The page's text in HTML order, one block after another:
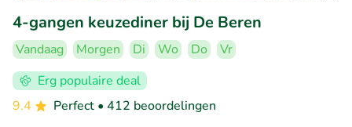
4-gangen keuzediner bij De Beren
Vandaag Morgen Di Wo Do
Vr
Erg populaire deal
9.4
Perfect • 412 beoordelingen